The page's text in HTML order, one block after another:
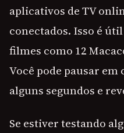
aplicativos de TV
conectados. Isso é
filmes como 12
Você pode pausar
alguns segundos e
Se estiver testando